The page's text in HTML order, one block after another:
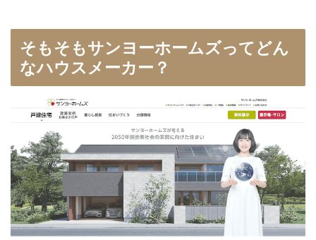
そもそもサンヨーホームズってどん
なハウスメーカー？